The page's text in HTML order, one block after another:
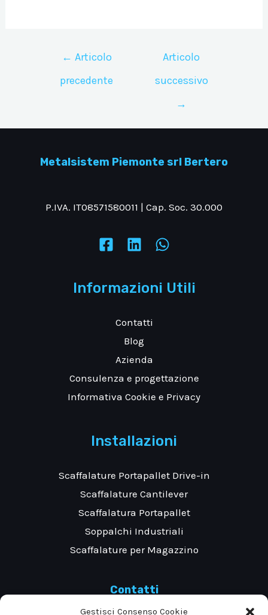
Gestisci Consenso Cookie
Navigazione
← Articolo
precedente
Articolo
successivo
→
Metalsistem Piemonte srl Bertero
P.IVA. IT08571580011 | Cap. Soc. 30.000
Informazioni Utili
Contatti
Blog
Azienda
Consulenza e progettazione
Informativa Cookie e Privacy
Installazioni
Scaffalature Portapallet Drive-in
Scaffalature Cantilever
Scaffalatura Portapallet
Soppalchi Industriali
Scaffalature per Magazzino
Contatti